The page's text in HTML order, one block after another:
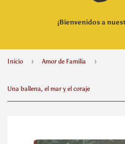
¡Bienvenidos a
Inicio › Amor de Familia ›
Una ballena, el mar y el coraje